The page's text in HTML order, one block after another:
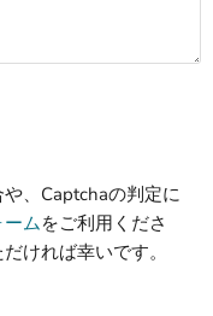
、Captchaの判定に
ームをご利用くださ
ければ幸いです。